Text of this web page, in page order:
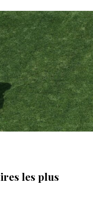
les plus